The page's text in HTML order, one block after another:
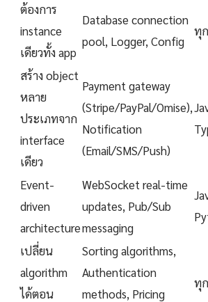
ต้องการ
instance
เดียวทั้ง app
Database connection
pool, Logger, Config
ทุ
สร้าง object
หลาย
ประเภทจาก
interface
เดียว
Payment gateway
(Stripe/PayPal/Omise),
Notification
(Email/SMS/Push)
Event-
driven
architecture
WebSocket real-time
updates, Pub/Sub
messaging
เปลี่ยน
algorithm
ได้ตอน
Sorting algorithms,
Authentication
methods, Pricing
ทุ